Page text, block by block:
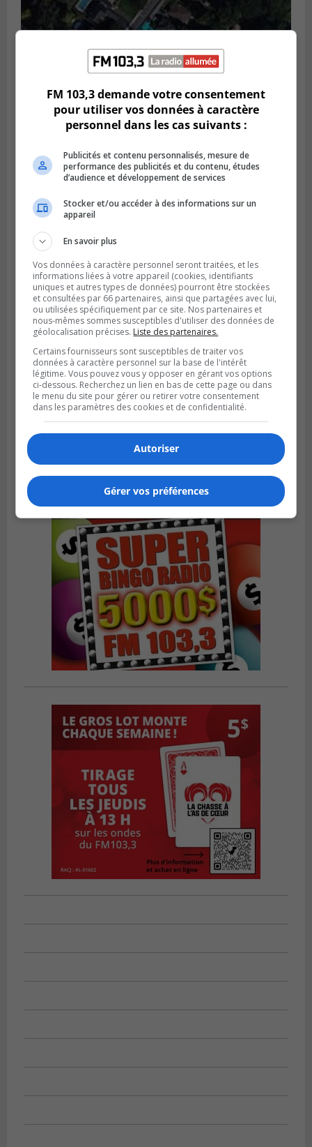
GREENFIELD PARK
Publié le 6 août 2026 à 13h45
fortes
pluies
SAINT-HUBERT
Longueuil injecte 1,5 M$ pour moderniser
deux stations de pompage
FM 103,3 demande votre consentement
pour utiliser vos données à caractère
personnel dans les cas suivants :
Publicités et contenu personnalisés, mesure de
performance des publicités et du contenu, études
d’audience et développement de services
Stocker et/ou accéder à des informations sur un
appareil
En savoir plus
Vos données à caractère personnel seront traitées, et les
informations liées à votre appareil (cookies, identifiants
uniques et autres types de données) pourront être stockées
et consultées par 66 partenaires, ainsi que partagées avec lui,
ou utilisées spécifiquement par ce site. Nos partenaires et
nous-mêmes sommes susceptibles d'utiliser des données de
géolocalisation précises. Liste des partenaires.
Certains fournisseurs sont susceptibles de traiter vos
données à caractère personnel sur la base de l'intérêt
légitime. Vous pouvez vous y opposer en gérant vos options
ci-dessous. Recherchez un lien en bas de cette page ou dans
le menu du site pour gérer ou retirer votre consentement
dans les paramètres des cookies et de confidentialité.
Autoriser
Gérer vos préférences